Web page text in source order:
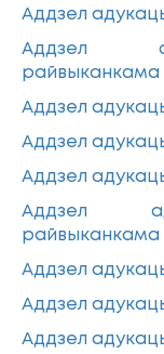
Аддзел
Аддзел
райвыканкама
Аддзел
Аддзел
Аддзел
Аддзел
райвыканкама
Аддзел
Аддзел
Аддзел